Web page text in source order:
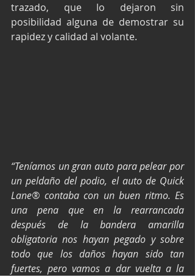
trazado, que lo dejaron sin
posibilidad alguna de demostrar su
rapidez y calidad al volante.
“Teníamos un gran auto para pelear por
un peldaño del podio, el auto de Quick
Lane® contaba con un buen ritmo. Es
una pena que en la rearrancada
después de la bandera amarilla
obligatoria nos hayan pegado y sobre
todo que los daños hayan sido tan
fuertes, pero vamos a dar vuelta a la